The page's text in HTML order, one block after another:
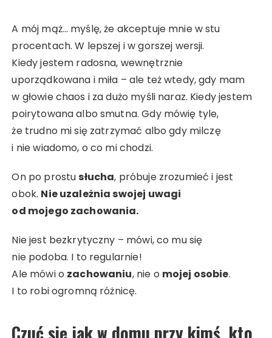
A mój mąż… myślę, że akceptuje mnie w stu
procentach. W lepszej i w gorszej wersji.
Kiedy jestem radosna, wewnętrznie
uporządkowana i miła – ale też wtedy, gdy mam
w głowie chaos i za dużo myśli naraz. Kiedy jestem
poirytowana albo smutna. Gdy mówię tyle,
że trudno mi się zatrzymać albo gdy milczę
i nie wiadomo, o co mi chodzi.
On po prostusłucha, próbuje zrozumieć i jest
obok. Nie uzależnia swojej uwagi
od mojego zachowania.
Nie jest bezkrytyczny – mówi, co mu się
nie podoba. I to regularnie!
Ale mówi o zachowaniu, nie o mojej osobie.
I to robi ogromną różnicę.
Czuć się jak w domu przy kimś, kto